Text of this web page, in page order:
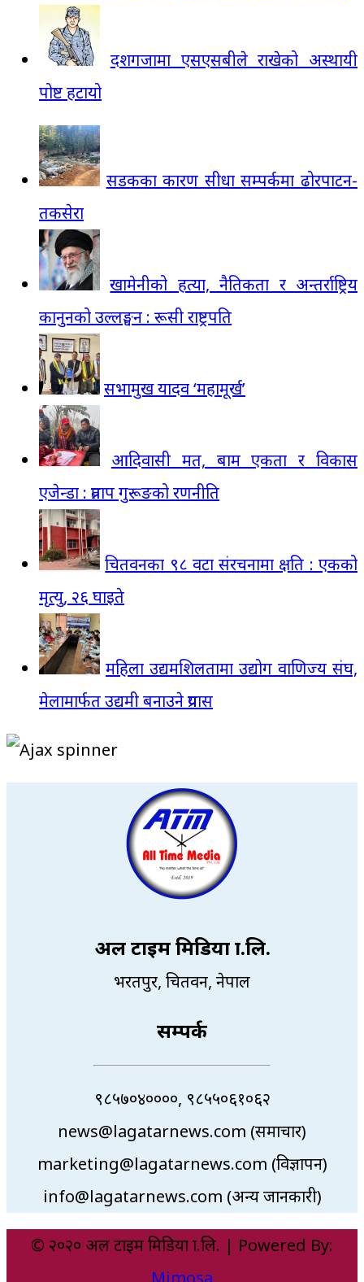
दशगजामा एसएसबीले राखेको अस्थायी
पोष्ट हटायो
सडकका कारण सीधा सम्पर्कमा ढोरपाटन-
तकसेरा
खामेनीको हत्या, नैतिकता र अन्तर्राष्ट्रिय
कानुनको उल्लङ्घन : रूसी राष्ट्रपति
सभामुख यादव ‘महामूर्ख’
आदिवासी मत, बाम एकता र विकास
एजेन्डा : प्रताप गुरूङको रणनीति
चितवनका ९८ वटा संरचनामा क्षति : एकको
मृत्यु, २६ घाइते
महिला उद्यमशिलतामा उद्योग वाणिज्य संघ,
मेलामार्फत उद्यमी बनाउने प्रयास
अल टाइम मिडिया प्रा.लि.
भरतपुर, चितवन, नेपाल
सम्पर्क
९८५७०४००००, ९८५५०६१०६२
news@lagatarnews.com (समाचार)
marketing@lagatarnews.com (विज्ञापन)
info@lagatarnews.com (अन्य जानकारी)
© २०२० अल टाइम मिडिया प्रा.लि. | Powered By:
Mimosa